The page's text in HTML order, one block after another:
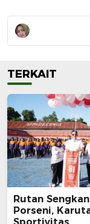
TERKAIT
Rutan
Porseni,